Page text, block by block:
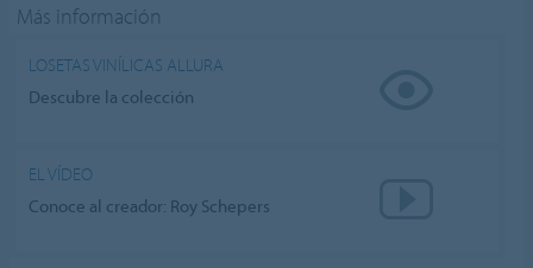
Más información
LOSETAS VINÍLICAS ALLURA
Descubre la colección
EL VÍDEO
Conoce al creador: Roy Schepers